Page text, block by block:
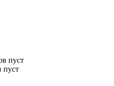
пуст
пуст